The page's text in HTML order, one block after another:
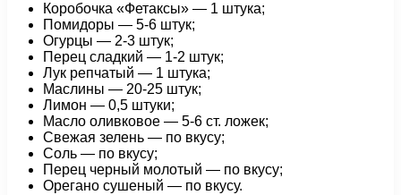
Коробочка «Фетаксы» — 1 штука;
Помидоры — 5-6 штук;
Огурцы — 2-3 штук;
Перец сладкий — 1-2 штук;
Лук репчатый — 1 штука;
Маслины — 20-25 штук;
Лимон — 0,5 штуки;
Масло оливковое — 5-6 ст. ложек;
Свежая зелень — по вкусу;
Соль — по вкусу;
Перец черный молотый — по вкусу;
Орегано сушеный — по вкусу.